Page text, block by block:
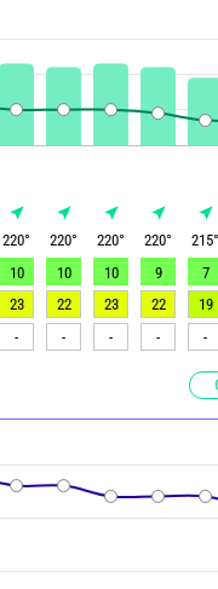
220° 220° 220° 220° 215°
10 10 10 9 7
23 22 23 22 19
- - - - -